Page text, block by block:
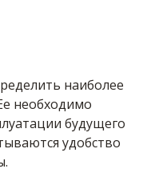
наиболее
необходимо
будущего
удобство